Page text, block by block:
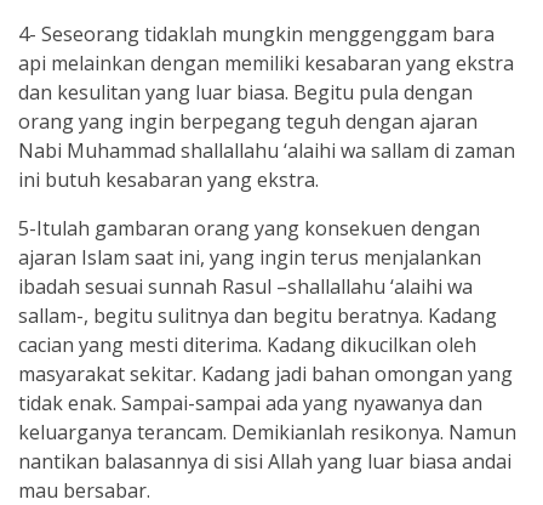
4- Seseorang tidaklah mungkin menggenggam bara
api melainkan dengan memiliki kesabaran yang ekstra
dan kesulitan yang luar biasa. Begitu pula dengan
orang yang ingin berpegang teguh dengan ajaran
Nabi Muhammad shallallahu ‘alaihi wa sallam di zaman
ini butuh kesabaran yang ekstra.
5-Itulah gambaran orang yang konsekuen dengan
ajaran Islam saat ini, yang ingin terus menjalankan
ibadah sesuai sunnah Rasul –shallallahu ‘alaihi wa
sallam-, begitu sulitnya dan begitu beratnya. Kadang
cacian yang mesti diterima. Kadang dikucilkan oleh
masyarakat sekitar. Kadang jadi bahan omongan yang
tidak enak. Sampai-sampai ada yang nyawanya dan
keluarganya terancam. Demikianlah resikonya. Namun
nantikan balasannya di sisi Allah yang luar biasa andai
mau bersabar.